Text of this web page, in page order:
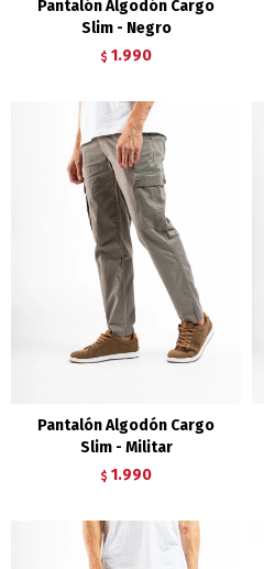
Pantalón Algodón Cargo
Slim - Negro
$ 1.990
Pantalón Algodón Cargo
Slim - Militar
$ 1.990